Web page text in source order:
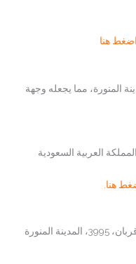
اضغط هنا
المنورة، مما يجعله وجهة
هنا.
العنوان: 6204 طريق علي بن ابي طالب، قربان، 3995، المدينة المنورة